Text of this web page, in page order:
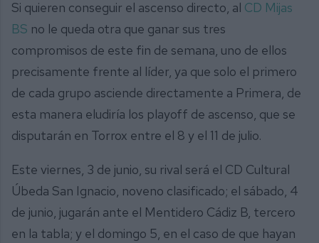
Si quieren conseguir el ascenso directo, al CD Mijas
BS no le queda otra que ganar sus tres
compromisos de este fin de semana, uno de ellos
precisamente frente al líder, ya que solo el primero
de cada grupo asciende directamente a Primera, de
esta manera eludiría los playoff de ascenso, que se
disputarán en Torrox entre el 8 y el 11 de julio.
Este viernes, 3 de junio, su rival será el CD Cultural
Úbeda San Ignacio, noveno clasificado; el sábado, 4
de junio, jugarán ante el Mentidero Cádiz B, tercero
en la tabla; y el domingo 5, en el caso de que hayan